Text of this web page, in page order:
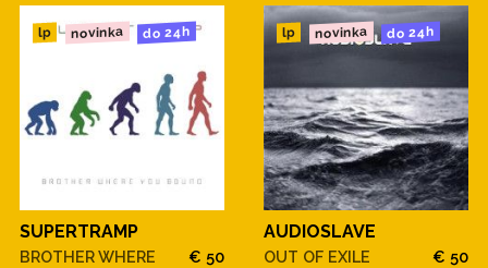
lp novinka do 24h
SUPERTRAMP
BROTHER WHERE
€ 50
lp novinka do 24h
AUDIOSLAVE
OUT OF EXILE € 50